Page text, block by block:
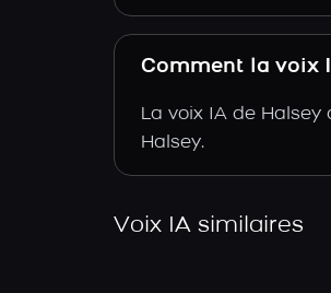
Comment la voix
La voix IA de
Halsey.
Voix IA similaires